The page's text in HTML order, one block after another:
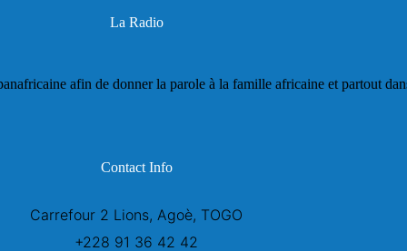
La Radio
afin de donner la parole à la famille africaine et partout
Contact Info
Carrefour 2 Lions, Agoè, TOGO
+228 91 36 42 42